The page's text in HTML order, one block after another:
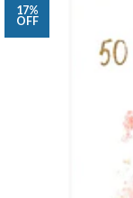
17%
OFF